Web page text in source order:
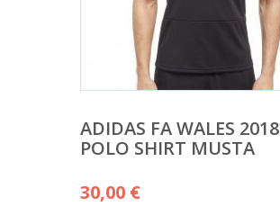
ADIDAS FA WALES 2018
POLO SHIRT MUSTA
30,00 €